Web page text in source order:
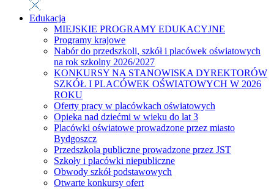
Edukacja
MIEJSKIE PROGRAMY EDUKACYJNE
Programy krajowe
Nabór do przedszkoli, szkół i placówek oświatowych
na rok szkolny 2026/2027
KONKURSY NA STANOWISKA DYREKTORÓW
SZKÓŁ I PLACÓWEK OŚWIATOWYCH W 2026
ROKU
Oferty pracy w placówkach oświatowych
Opieka nad dziećmi w wieku do lat 3
Placówki oświatowe prowadzone przez miasto
Bydgoszcz
Przedszkola publiczne prowadzone przez JST
Szkoły i placówki niepubliczne
Obwody szkół podstawowych
Otwarte konkursy ofert